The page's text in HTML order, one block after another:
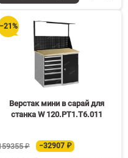
−21%
Верстак мини в сарай для
станка W 120.PТ1.Т6.011
₽ −32907 ₽